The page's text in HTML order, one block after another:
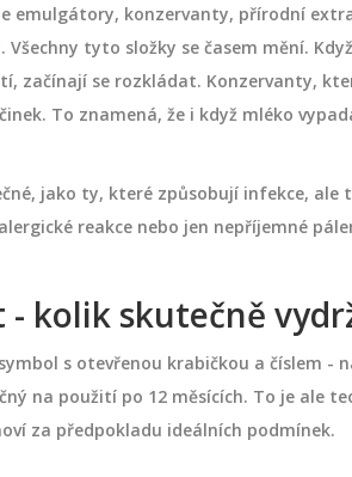
emulgátory, konzervanty, přírodní
tyto složky se časem mění.
začínají se rozkládat. Konzervanty,
To znamená, že i když mléko
jako ty, které způsobují infekce, ale
reakce nebo jen nepříjemné
kolik skutečně
s otevřenou krabičkou a číslem -
na použití po 12 měsících. To je ale
za předpokladu ideálních podmínek.